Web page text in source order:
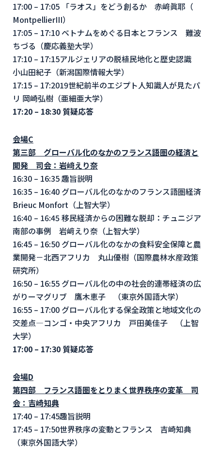
17:00 – 17:05 「ラオス」をどう創るか 赤﨑眞耶（
MontpellierIII）
17:05 – 17:10 ベトナムをめぐる日本とフランス 難波
ちづる（慶応義塾大学）
17:10 – 17:15アルジェリアの脱植民地化と歴史認識
小山田紀子（新潟国際情報大学）
17:15 – 17:2019世紀前半のエジプト人知識人が見たパ
リ 岡崎弘樹（亜細亜大学）
17:20 – 18:30 質疑応答
会場C
第三部 グローバル化のなかのフランス語圏の経済と
開発 司会：岩﨑えり奈
16:30 – 16:35 趣旨説明
16:35 – 16:40 グローバル化のなかのフランス語圏経済
Brieuc Monfort（上智大学）
16:40 – 16:45 移民経済からの困難な脱却：チュニジア
南部の事例 岩﨑えり奈（上智大学）
16:45 – 16:50 グローバル化のなかの食料安全保障と農
業開発－北西アフリカ 丸山優樹（国際農林水産政策
研究所）
16:50 – 16:55 グローバル化の中の社会的連帯経済の広
がりーマグリブ 鷹木恵子 （東京外国語大学）
16:55 – 17:00 グローバル化する保全政策と地域文化の
交差点―コンゴ・中央アフリカ 戸田美佳子 （上智
大学）
17:00 – 17:30 質疑応答
会場D
第四部 フランス語圏をとりまく世界秩序の変革 司
会：吉崎知典
17:40 – 17:45趣旨説明
17:45 – 17:50世界秩序の変動とフランス 吉崎知典
（東京外国語大学）